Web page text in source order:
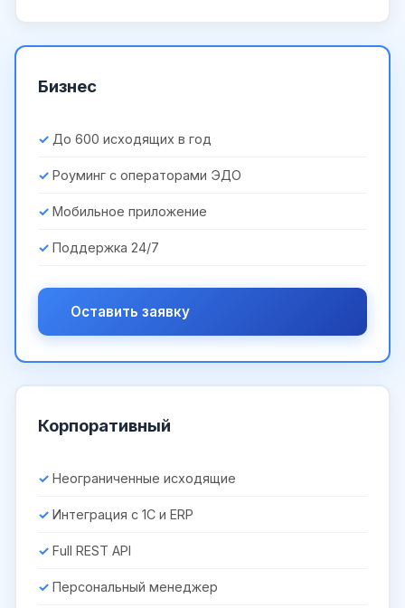
Бизнес
До 600 исходящих в год
Роуминг с операторами ЭДО
Мобильное приложение
Поддержка 24/7
Оставить заявку
Корпоративный
Неограниченные исходящие
Интеграция с 1С и ERP
Full REST API
Персональный менеджер